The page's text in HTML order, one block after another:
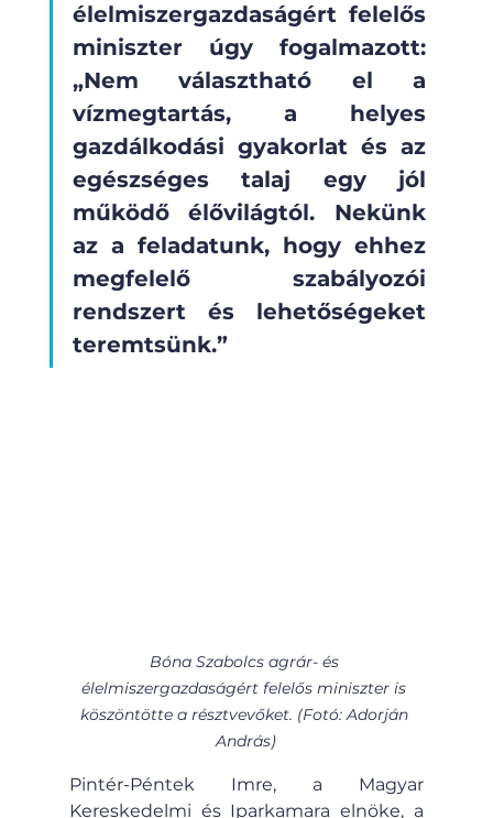
élelmiszergazdaságért felelős
miniszter úgy fogalmazott:
„Nem választható el a
vízmegtartás, a helyes
gazdálkodási gyakorlat és az
egészséges talaj egy jól
működő élővilágtól. Nekünk
az a feladatunk, hogy ehhez
megfelelő szabályozói
rendszert és lehetőségeket
teremtsünk.”
Bóna Szabolcs agrár- és
élelmiszergazdaságért felelős miniszter is
köszöntötte a résztvevőket. (Fotó: Adorján
András)
Pintér-Péntek Imre, a Magyar
Kereskedelmi és Iparkamara elnöke, a